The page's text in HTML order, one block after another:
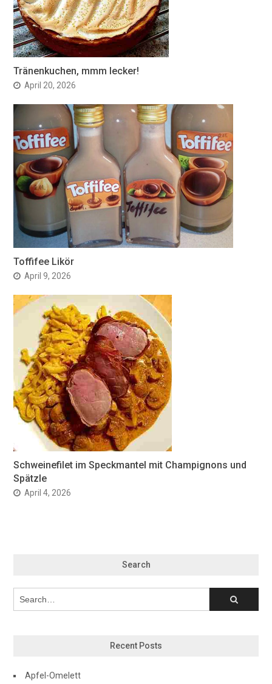
Tränenkuchen, mmm lecker!
April 20, 2026
Toffifee Likör
April 9, 2026
Schweinefilet im Speckmantel mit Champignons und
Spätzle
April 4, 2026
Search
Recent Posts
Apfel-Omelett